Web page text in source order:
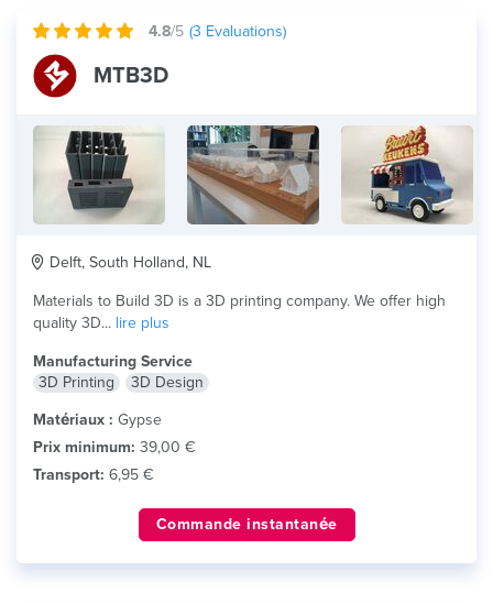
4.8/5 (3 Evaluations)
MTB3D
Delft, South Holland, NL
Materials to Build 3D is a 3D printing company. We offer high
quality 3D... lire plus
Manufacturing Service
3D Printing
3D Design
Matériaux : Gypse
Prix minimum: 39,00 €
Transport: 6,95 €
Commande instantanée